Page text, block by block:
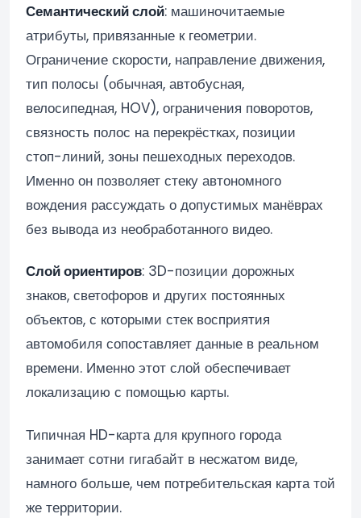
Семантический слой: машиночитаемые
атрибуты, привязанные к геометрии.
Ограничение скорости, направление движения,
тип полосы (обычная, автобусная,
велосипедная, HOV), ограничения поворотов,
связность полос на перекрёстках, позиции
стоп-линий, зоны пешеходных переходов.
Именно он позволяет стеку автономного
вождения рассуждать о допустимых манёврах
без вывода из необработанного видео.
Слой ориентиров: 3D-позиции дорожных
знаков, светофоров и других постоянных
объектов, с которыми стек восприятия
автомобиля сопоставляет данные в реальном
времени. Именно этот слой обеспечивает
локализацию с помощью карты.
Типичная HD-карта для крупного города
занимает сотни гигабайт в несжатом виде,
намного больше, чем потребительская карта той
же территории.